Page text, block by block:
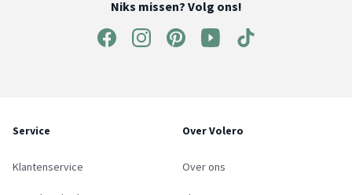
Niks missen? Volg ons!
Service
Klantenservice
Over Volero
Over ons